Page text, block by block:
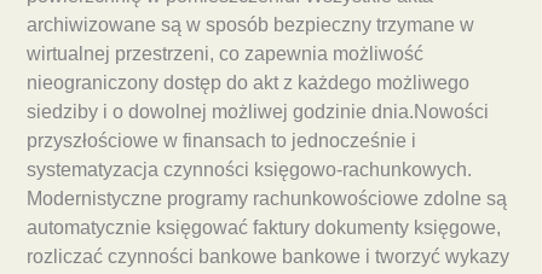
archiwizowane są w sposób bezpieczny trzymane w
wirtualnej przestrzeni, co zapewnia możliwość
nieograniczony dostęp do akt z każdego możliwego
siedziby i o dowolnej możliwej godzinie dnia.Nowości
przyszłościowe w finansach to jednocześnie i
systematyzacja czynności księgowo-rachunkowych.
Modernistyczne programy rachunkowościowe zdolne są
automatycznie księgować faktury dokumenty księgowe,
rozliczać czynności bankowe bankowe i tworzyć wykazy